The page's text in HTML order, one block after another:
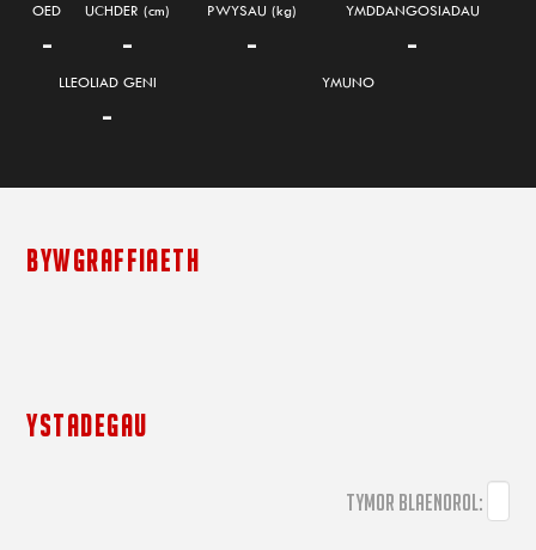
OED UCHDER (cm) PWYSAU (kg) YMDDANGOSIADAU
- - - -
LLEOLIAD GENI YMUNO
-
BYWGRAFFIAETH
YSTADEGAU
TYMOR BLAENOROL: